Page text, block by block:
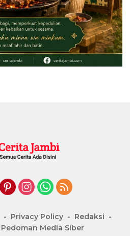
Privacy Policy
Redaksi
Pedoman Media Siber